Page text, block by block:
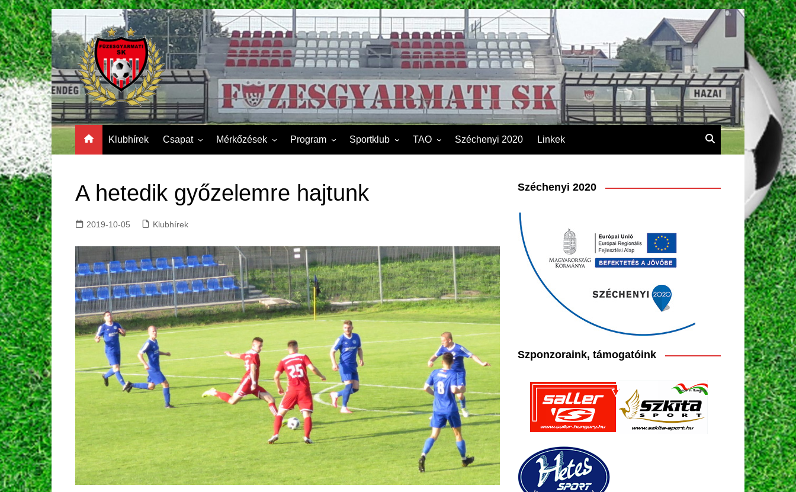
Skip
to
content
Klubhírek Csapat Mérkőzések
Videók
Tabella
Program Sportklub
Kapcsolat
Éves beszámoló
TAO
2024
2025
2026
Széchenyi 2020 Linkek
A hetedik győzelemre hajtunk
2019-10-05 Klubhírek
Széchenyi 2020
Szponzoraink, támogatóink